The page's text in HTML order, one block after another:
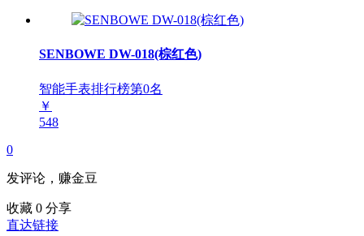
SENBOWE DW-018(棕红色)
智能手表排行榜第0名
￥
548
0
发评论，赚金豆
收藏 0 分享
直达链接